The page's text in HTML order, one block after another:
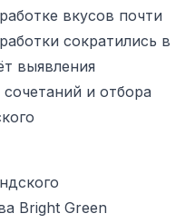
вкусов почти
сократились в
выявления
и отбора
Bright Green